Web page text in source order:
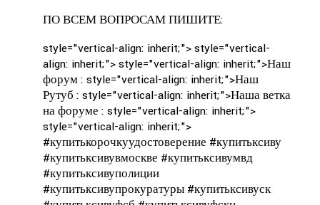
ПО ВСЕМ ВОПРОСАМ ПИШИТЕ:
style="vertical-align: inherit;">style="vertical-
align: inherit;">style="vertical-align: inherit;">Наш
форум : style="vertical-align: inherit;">Наш
Рутуб : style="vertical-align: inherit;">Наша ветка
на форуме : style="vertical-align: inherit;">
style="vertical-align: inherit;">
#купитькорочкуудостоверение #купитьксиву
#купитьксивувмоскве #купитьксивумвд
#купитьксивуполиции
#купитьксивупрокуратуры #купитьксивуск